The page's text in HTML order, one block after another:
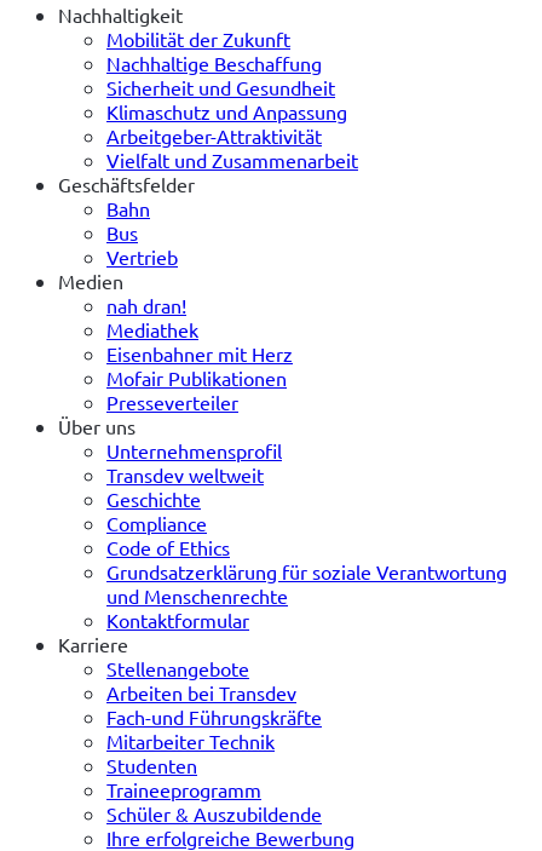
Nachhaltigkeit
Mobilität der Zukunft
Nachhaltige Beschaffung
Sicherheit und Gesundheit
Klimaschutz und Anpassung
Arbeitgeber-Attraktivität
Vielfalt und Zusammenarbeit
Geschäftsfelder
Bahn
Bus
Vertrieb
Medien
nah dran!
Mediathek
Eisenbahner mit Herz
Mofair Publikationen
Presseverteiler
Über uns
Unternehmensprofil
Transdev weltweit
Geschichte
Compliance
Code of Ethics
Grundsatzerklärung für soziale Verantwortung
und Menschenrechte
Kontaktformular
Karriere
Stellenangebote
Arbeiten bei Transdev
Fach-und Führungskräfte
Mitarbeiter Technik
Studenten
Traineeprogramm
Schüler & Auszubildende
Ihre erfolgreiche Bewerbung